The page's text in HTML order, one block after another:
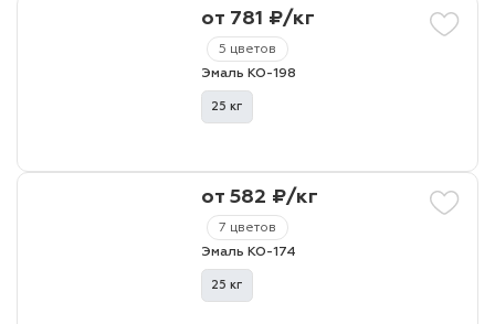
5 цветов
от 781 ₽/кг
Эмаль КО-198
25 кг
7 цветов
от 582 ₽/кг
Эмаль КО-174
25 кг